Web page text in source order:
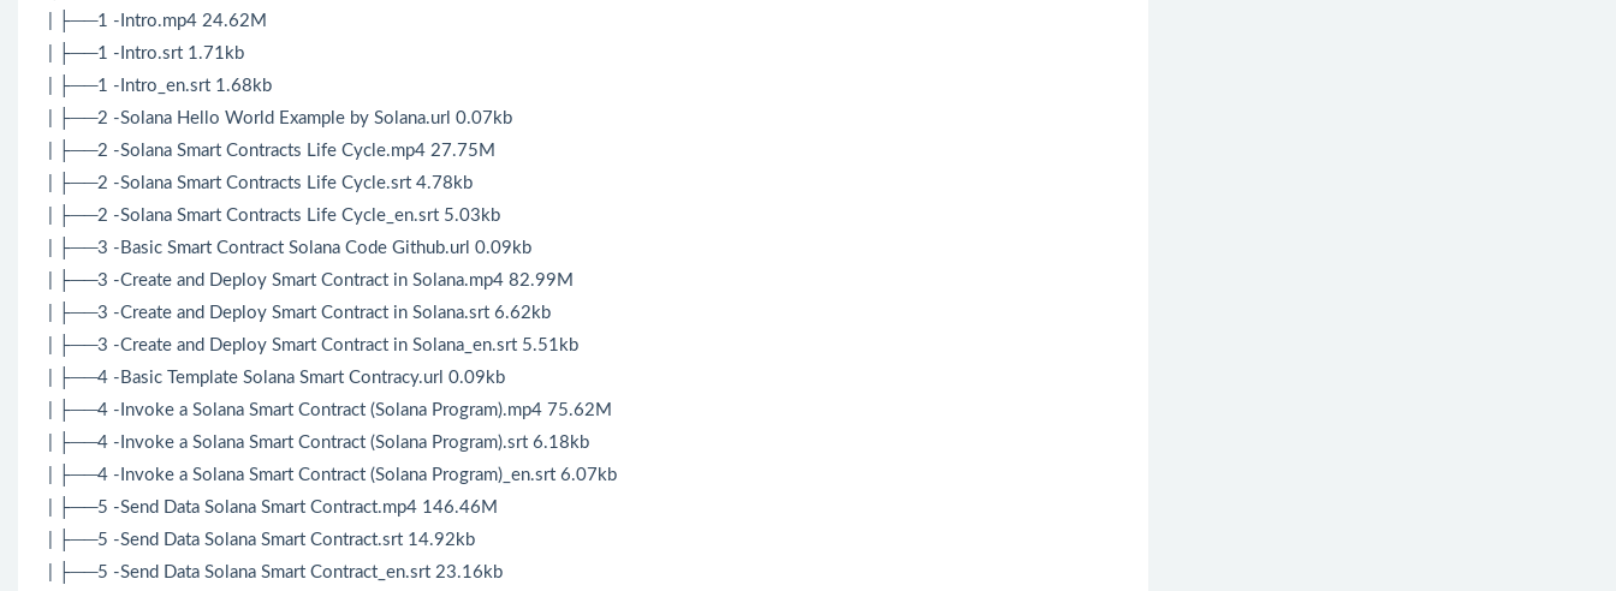
| ├──1 -Intro.mp4 24.62M
| ├──1 -Intro.srt 1.71kb
| ├──1 -Intro_en.srt 1.68kb
| ├──2 -Solana Hello World Example by Solana.url 0.07kb
| ├──2 -Solana Smart Contracts Life Cycle.mp4 27.75M
| ├──2 -Solana Smart Contracts Life Cycle.srt 4.78kb
| ├──2 -Solana Smart Contracts Life Cycle_en.srt 5.03kb
| ├──3 -Basic Smart Contract Solana Code Github.url 0.09kb
| ├──3 -Create and Deploy Smart Contract in Solana.mp4 82.99M
| ├──3 -Create and Deploy Smart Contract in Solana.srt 6.62kb
| ├──3 -Create and Deploy Smart Contract in Solana_en.srt 5.51kb
| ├──4 -Basic Template Solana Smart Contracy.url 0.09kb
| ├──4 -Invoke a Solana Smart Contract (Solana Program).mp4 75.62M
| ├──4 -Invoke a Solana Smart Contract (Solana Program).srt 6.18kb
| ├──4 -Invoke a Solana Smart Contract (Solana Program)_en.srt 6.07kb
| ├──5 -Send Data Solana Smart Contract.mp4 146.46M
| ├──5 -Send Data Solana Smart Contract.srt 14.92kb
| ├──5 -Send Data Solana Smart Contract_en.srt 23.16kb